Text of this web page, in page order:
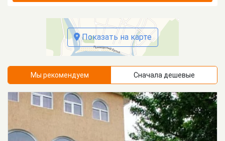
Показать на карте
Мы рекомендуем Сначала дешевые